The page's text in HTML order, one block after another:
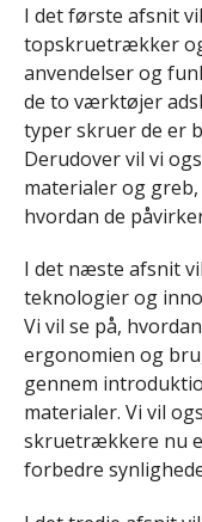
I det første afsnit
topskruetrækker
anvendelser og
de to værktøjer
typer skruer de er
Derudover vil vi
materialer og
hvordan de
I det næste afsnit
teknologier og
Vi vil se på,
ergonomien og
gennem
materialer. Vi vil
skruetrækkere nu
forbedre